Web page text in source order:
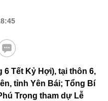
6 Tết Kỷ Hợi), tại thôn 6,
tỉnh Yên Bái; Tổng Bí
Trọng tham dự Lễ